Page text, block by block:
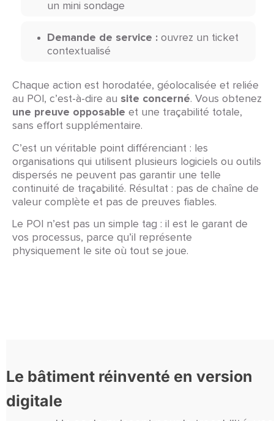
un mini sondage
Demande de service : ouvrez un ticket
contextualisé
Chaque action est horodatée, géolocalisée et reliée
au POI, c’est-à-dire au site concerné. Vous obtenez
une preuve opposable et une traçabilité totale,
sans effort supplémentaire.
C’est un véritable point différenciant : les
organisations qui utilisent plusieurs logiciels ou outils
dispersés ne peuvent pas garantir une telle
continuité de traçabilité. Résultat : pas de chaîne de
valeur complète et pas de preuves fiables.
Le POI n’est pas un simple tag : il est le garant de
vos processus, parce qu’il représente
physiquement le site où tout se joue.
Le bâtiment réinventé en version
digitale